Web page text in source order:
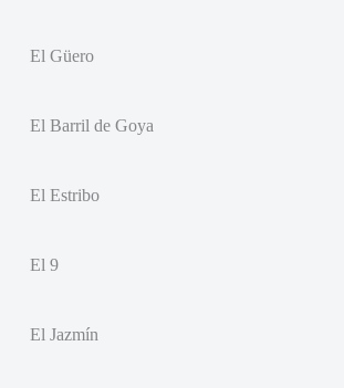
El Güero
El Barril de Goya
El Estribo
El 9
El Jazmín